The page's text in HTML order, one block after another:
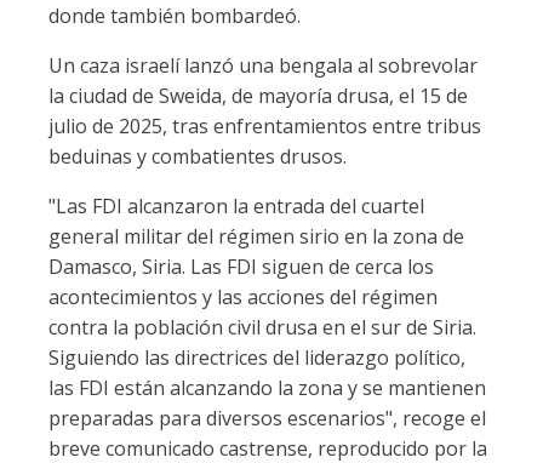
donde también bombardeó.
Un caza israelí lanzó una bengala al sobrevolar
la ciudad de Sweida, de mayoría drusa, el 15 de
julio de 2025, tras enfrentamientos entre tribus
beduinas y combatientes drusos.
"Las FDI alcanzaron la entrada del cuartel
general militar del régimen sirio en la zona de
Damasco, Siria. Las FDI siguen de cerca los
acontecimientos y las acciones del régimen
contra la población civil drusa en el sur de Siria.
Siguiendo las directrices del liderazgo político,
las FDI están alcanzando la zona y se mantienen
preparadas para diversos escenarios", recoge el
breve comunicado castrense, reproducido por la